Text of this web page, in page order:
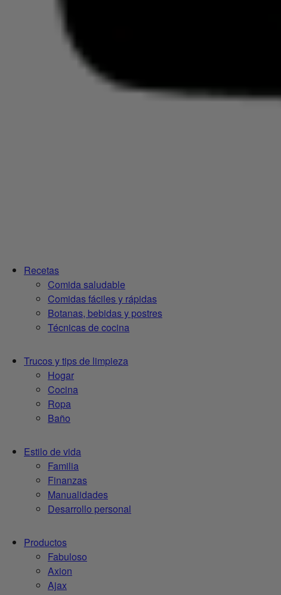
Recetas
Comida saludable
Comidas fáciles y rápidas
Botanas, bebidas y postres
Técnicas de cocina
Trucos y tips de limpieza
Hogar
Cocina
Ropa
Baño
Estilo de vida
Familia
Finanzas
Manualidades
Desarrollo personal
Productos
Fabuloso
Axion
Ajax